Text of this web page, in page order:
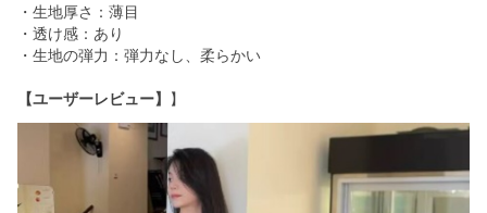
・生地厚さ：薄目
・透け感：あり
・生地の弾力：弾力なし、柔らかい
【ユーザーレビュー】